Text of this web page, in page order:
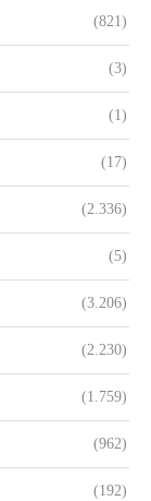
(821)
(3)
(1)
(17)
(2.336)
(5)
(3.206)
(2.230)
(1.759)
(962)
(192)